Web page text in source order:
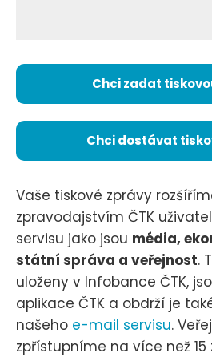
Chci zadat
Chci dostávat
Vaše tiskové zprávy
zpravodajstvím ČTK
servisu jako jsou média,
státní správa a veřejnost.
uloženy v Infobance ČTK,
aplikace ČTK a obdrží je
našeho e-mail servisu.
zpřístupníme na více než